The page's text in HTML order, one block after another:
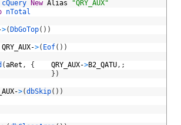
cQuery New Alias
"QRY_AUX"
nTotal
>(DbGoTop( ) )
QRY_AUX->( Eof( ) )
(aRet , { QRY_AUX->B2_QATU , ;
} )
->(dbSkip( ) )